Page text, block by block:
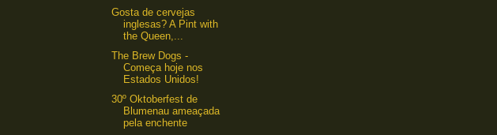
Gosta de cervejas
inglesas? A Pint with
the Queen,...
The Brew Dogs -
Começa hoje nos
Estados Unidos!
30º Oktoberfest de
Blumenau ameaçada
pela enchente